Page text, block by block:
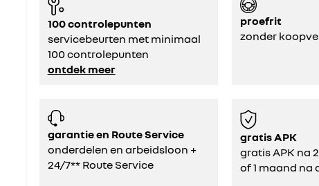
100 controlepunten
servicebeurten met minimaal
100 controlepunten
ontdek meer
proefrit
zonder
garantie en Route Service
onderdelen en arbeidsloon +
24/7** Route Service
gratis APK
gratis APK na
of 1 maand na